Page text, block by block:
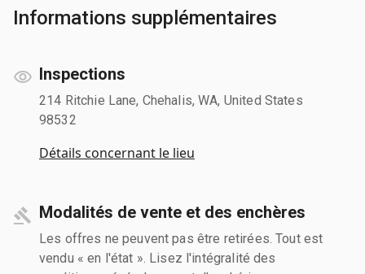
Informations supplémentaires
Inspections
214 Ritchie Lane, Chehalis, WA, United States
98532
Détails concernant le lieu
Modalités de vente et des enchères
Les offres ne peuvent pas être retirées. Tout est
vendu « en l'état ». Lisez l'intégralité des